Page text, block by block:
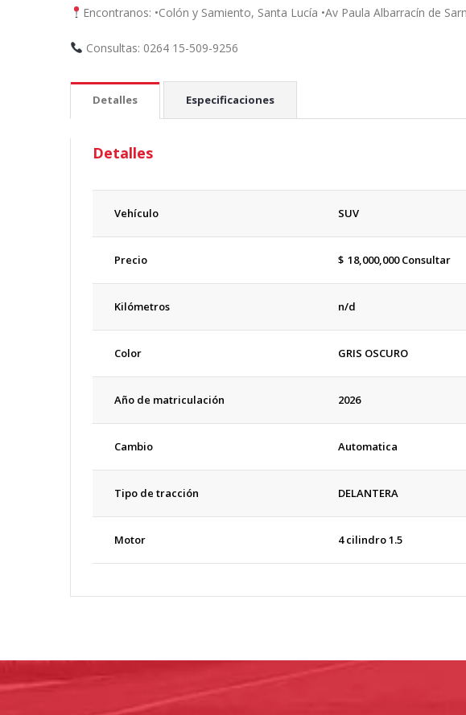
Encontranos: •Colón y Samiento, Santa Lucía •Av Paula Albarracín de
Consultas: 0264 15-509-9256
Detalles Especificaciones
Detalles
Vehículo SUV
Precio $ 18,000,000Consultar
Kilómetros n/d
Color GRIS OSCURO
Año de matriculación 2026
Cambio Automatica
Tipo de tracción DELANTERA
Motor 4 cilindro 1.5